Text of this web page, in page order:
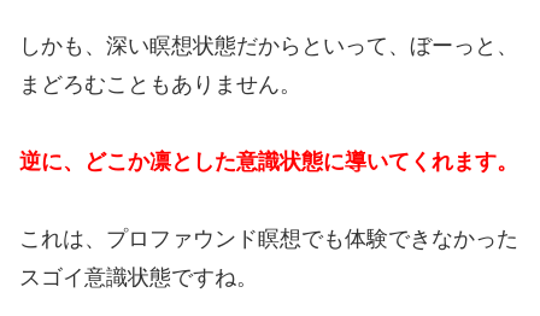
しかも、深い瞑想状態だからといって、ぼーっと、
まどろむこともありません。
逆に、どこか凛とした意識状態に導いてくれます。
これは、プロファウンド瞑想でも体験できなかった
スゴイ意識状態ですね。